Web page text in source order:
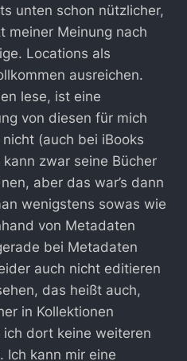
unten schon nützlicher,
meiner Meinung nach
Locations als
ausreichen.
lese, ist eine
von diesen für mich
(auch bei iBooks
zwar seine Bücher
aber das war’s dann
wenigstens sowas wie
von Metadaten
bei Metadaten
auch nicht editieren
das heißt auch,
in Kollektionen
dort keine weiteren
Ich kann mir eine